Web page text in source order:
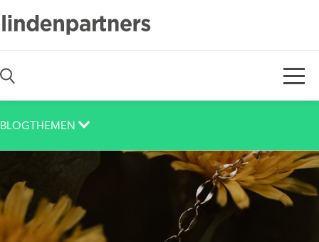
De
BLOGTHEMEN
Auch das noch
Berlin